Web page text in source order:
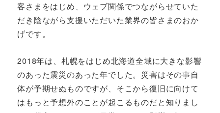
客さまをはじめ、ウェブ関係でつながらせていた
だき陰ながら支援いただいた業界の皆さまのおか
げです。
2018年は、札幌をはじめ北海道全域に大きな影響
のあった震災のあった年でした。災害はその事自
体が予期せぬものですが、そこから復旧に向けて
はもっと予想外のことが起こるものだと知りまし